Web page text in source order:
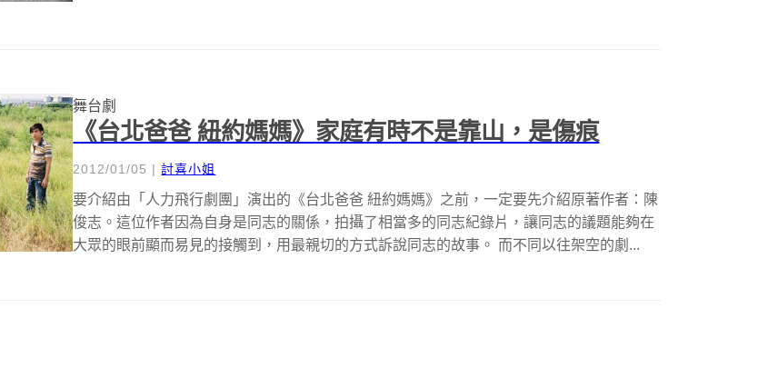
舞台劇
《台北爸爸 紐約媽媽》家庭有時不是靠山，是傷痕
2012/01/05 |討喜小姐
要介紹由「人力飛行劇團」演出的《台北爸爸 紐約媽媽》之前，一定要先介紹原著作者：陳
俊志。這位作者因為自身是同志的關係，拍攝了相當多的同志紀錄片，讓同志的議題能夠在
大眾的眼前顯而易見的接觸到，用最親切的方式訴說同志的故事。 而不同以往架空的劇...